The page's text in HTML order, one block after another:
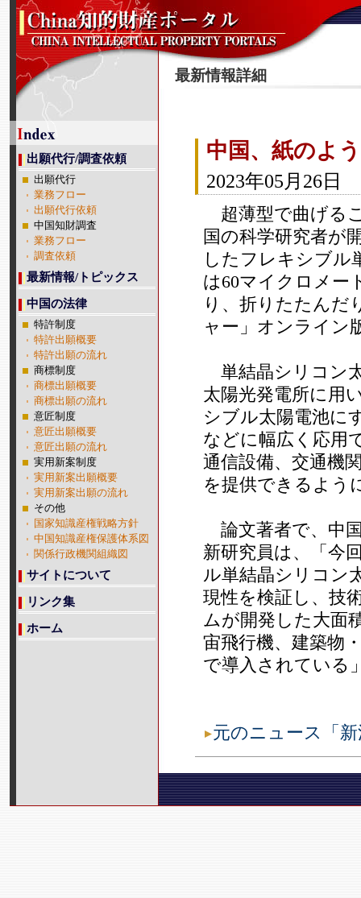
最新情報詳細
中国、紙のよ
2023年05月26日
超薄型で曲げる
国の科学研究者が
したフレキシブル
は60マイクロメー
り、折りたたんだ
ャー」オンライン
単結晶シリコン
太陽光発電所に用
シブル太陽電池に
などに幅広く応用
通信設備、交通機
を提供できるよう
論文著者で、中
新研究員は、「今
ル単結晶シリコン
現性を検証し、技
ムが開発した大面
宙飛行機、建築物
で導入されている
元のニュース「
出願代行/調査依頼
出願代行
業務フロー
出願代行依頼
中国知財調査
業務フロー
調査依頼
最新情報/トピックス
中国の法律
特許制度
特許出願概要
特許出願の流れ
商標制度
商標出願概要
商標出願の流れ
意匠制度
意匠出願概要
意匠出願の流れ
実用新案制度
実用新案出願概要
実用新案出願の流れ
その他
国家知識産権戦略方針
中国知識産権保護体系図
関係行政機関組織図
サイトについて
リンク集
ホーム